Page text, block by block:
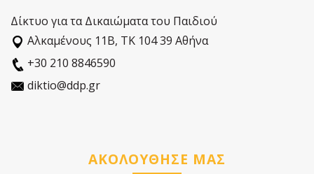
Δίκτυο για τα Δικαιώματα του Παιδιού
Αλκαµένους 11Β, ΤΚ 104 39 Αθήνα
+30 210 8846590
diktio@ddp.gr
ΑΚΟΛΟΥΘΗΣΕ ΜΑΣ